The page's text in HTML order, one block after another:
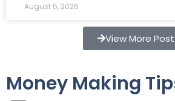
August 5, 2026
View More Post
Money Making